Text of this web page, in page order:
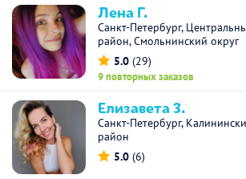
Лена Г.
Санкт-Петербург,
район, Смольнинский округ
5.0 (29)
9 повторных заказов
Елизавета З.
Санкт-Петербург,
район
5.0 (6)